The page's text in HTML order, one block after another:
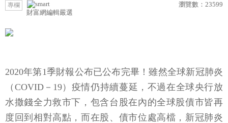
專欄
財富網編輯嚴選
瀏覽數： 23599
2020年第1季財報公布已公布完畢！雖然全球新冠肺炎
（COVID－19）疫情仍持續蔓延，不過在全球央行放
水撒錢全力救市下，包含台股在內的全球股債市皆再
度回到相對高點，而在股、債市位處高檔，新冠肺炎